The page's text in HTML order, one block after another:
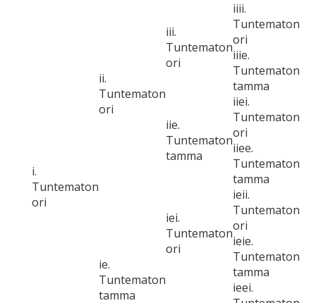
i.
Tuntematon
ori
ii.
Tuntematon
ori
iii.
Tuntematon
ori
iiii.
Tuntematon
ori
iiie.
Tuntematon
tamma
iie.
Tuntematon
tamma
iiei.
Tuntematon
ori
iiee.
Tuntematon
tamma
ie.
Tuntematon
tamma
iei.
Tuntematon
ori
ieii.
Tuntematon
ori
ieie.
Tuntematon
tamma
ieei.